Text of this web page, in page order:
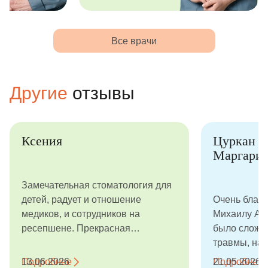
Все врачи
Другие отзывы
Ксения
Замечательная стоматология для
детей, радует и отношение
медиков, и сотрудников на
ресепшене. Прекрасная
идет сюда как на праздник!
Подробнее
13.06.2026
Цуркан
Очень
Михаилу
было
травмы, на
подробно
Подробнее
21.05.2026